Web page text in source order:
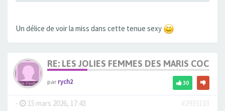
Un délice de voir la miss dans cette tenue sexy
RE: LES JOLIES FEMMES DES MARIS COCUS
parrych2 30
- 15 mars 2026, 17:43 #2933103